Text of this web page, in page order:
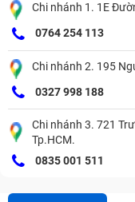
Chi nhánh 1. 1E
0764 254 113
Chi nhánh 2. 195
0327 998 188
Chi nhánh 3. 721
Tp.HCM.
0835 001 511